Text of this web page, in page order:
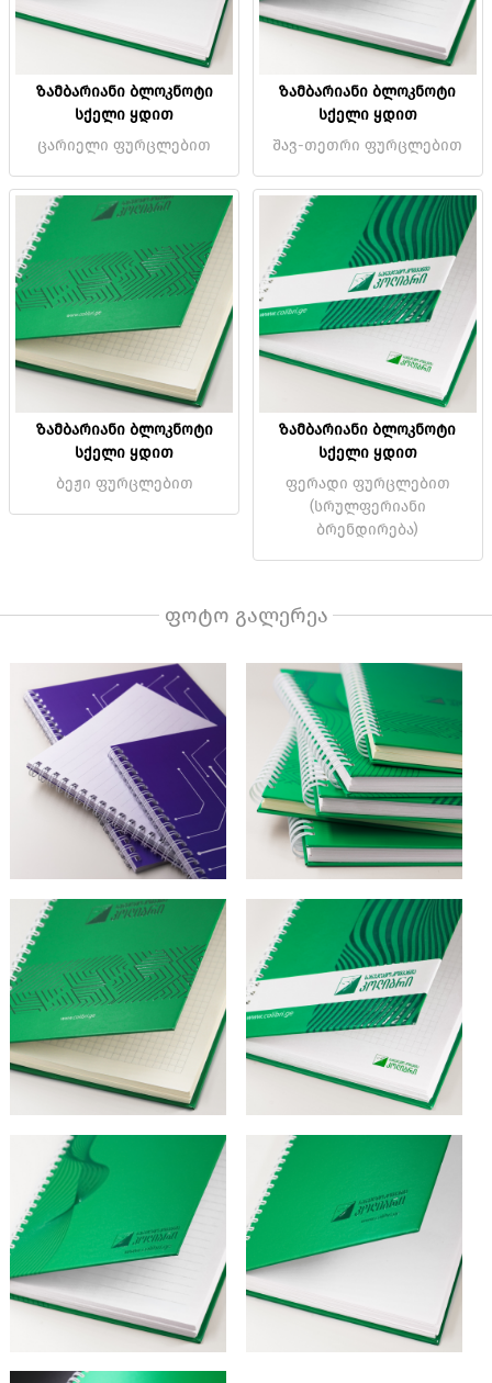
ზამბარიანი ბლოკნოტი
სქელი ყდით
ცარიელი ფურცლებით
ზამბარიანი ბლოკნოტი
სქელი ყდით
შავ-თეთრი ფურცლებით
ზამბარიანი ბლოკნოტი
სქელი ყდით
ბეჟი ფურცლებით
ზამბარიანი ბლოკნოტი
სქელი ყდით
ფერადი ფურცლებით
(სრულფერიანი
ბრენდირება)
ფოტო გალერეა